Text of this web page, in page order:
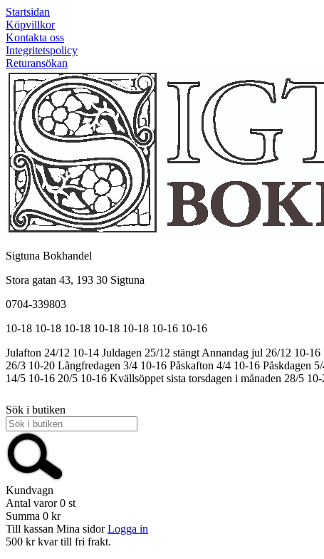
Startsidan
Köpvillkor
Kontakta oss
Integritetspolicy
Returansökan
Sigtuna Bokhandel
Stora gatan 43, 193 30 Sigtuna
0704-339803
10-18 10-18 10-18 10-18 10-18 10-16 10-16
Julafton 24/12 10-14 Juldagen 25/12 stängt Annandag jul 26/12 10-16
26/3 10-20 Långfredagen 3/4 10-16 Påskafton 4/4 10-16 Påskdagen
14/5 10-16 20/5 10-16 Kvällsöppet sista torsdagen i månaden 28/5
Sök i butiken
Kundvagn
Antal varor 0 st
Summa 0 kr
Till kassan Mina sidor Logga in
500 kr kvar till fri frakt.